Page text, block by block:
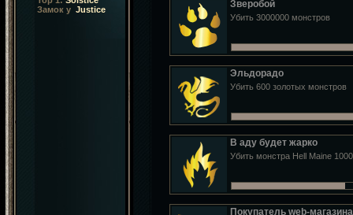
Замок у Justice Зверобой
Убить 3000000 монстров
Эльдорадо
Убить 600 золотых монстров
В аду будет жарко
Убить монстра Hell Maine
Покупатель web-магазина